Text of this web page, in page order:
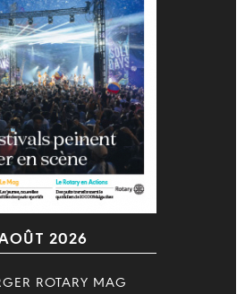
2026
ROTARY MAG